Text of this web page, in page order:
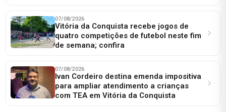
07/08/2026
Vitória da Conquista recebe jogos de
quatro competições de futebol neste fim
de semana; confira
07/08/2026
Ivan Cordeiro destina emenda impositiva
para ampliar atendimento a crianças
com TEA em Vitória da Conquista